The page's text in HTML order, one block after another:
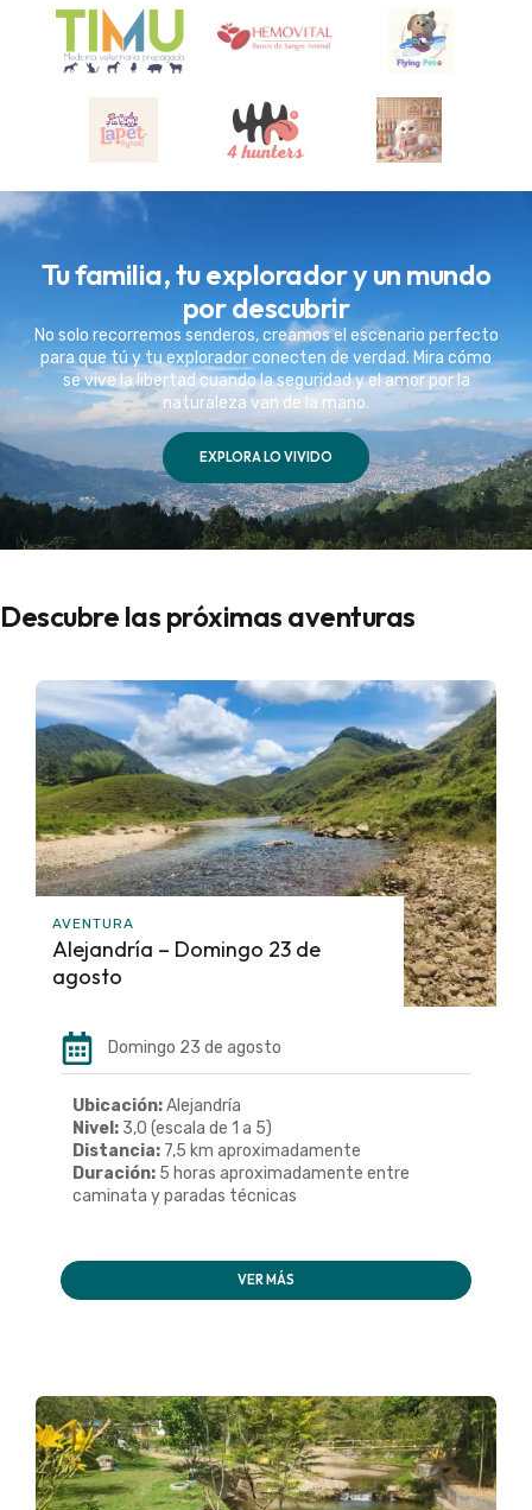
Tu familia, tu explorador y un mundo
por descubrir
No solo recorremos senderos, creamos el escenario perfecto
para que tú y tu explorador conecten de verdad. Mira cómo
se vive la libertad cuando la seguridad y el amor por la
naturaleza van de la mano.
EXPLORA LO VIVIDO
Descubre las próximas aventuras
AVENTURA
Alejandría – Domingo 23 de
agosto
Domingo 23 de agosto
Ubicación:Alejandría
Nivel: 3,0 (escala de 1 a 5)
Distancia: 7,5 km aproximadamente
Duración: 5 horas aproximadamente entre
caminata y paradas técnicas
VER MÁS